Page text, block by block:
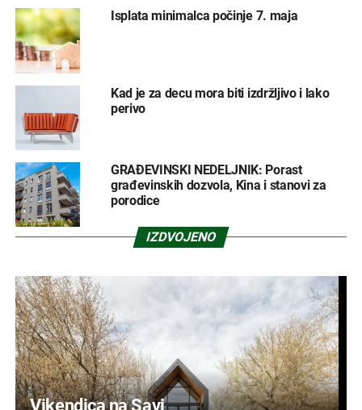
Isplata minimalca počinje 7. maja
Kad je za decu mora biti izdržljivo i lako
perivo
GRAĐEVINSKI NEDELJNIK: Porast
građevinskih dozvola, Kina i stanovi za
porodice
IZDVOJENO
Vikendica na Savi